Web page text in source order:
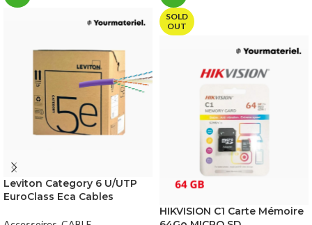
Leviton Category 6 U/UTP
EuroClass Eca Cables
SOLD
OUT
HIKVISION C1 Carte Mémoire